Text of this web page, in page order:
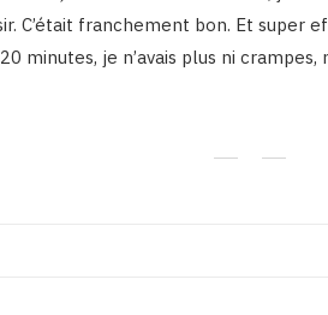
C’était franchement bon. Et super
minutes, je n’avais plus ni